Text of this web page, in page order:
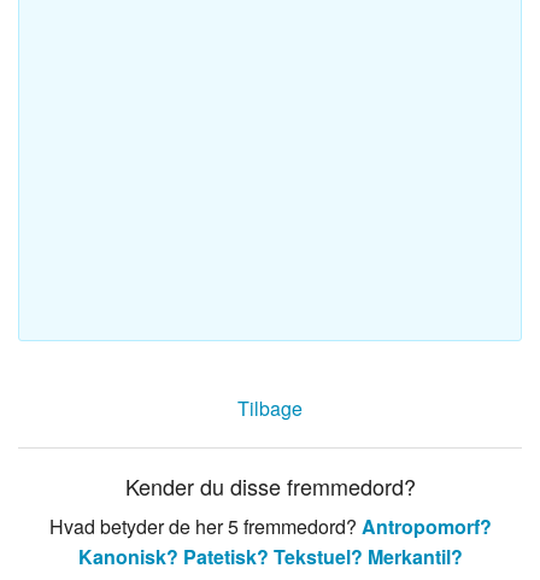
Tilbage
Kender du disse fremmedord?
Hvad betyder de her 5 fremmedord? Antropomorf?
Kanonisk? Patetisk? Tekstuel? Merkantil?